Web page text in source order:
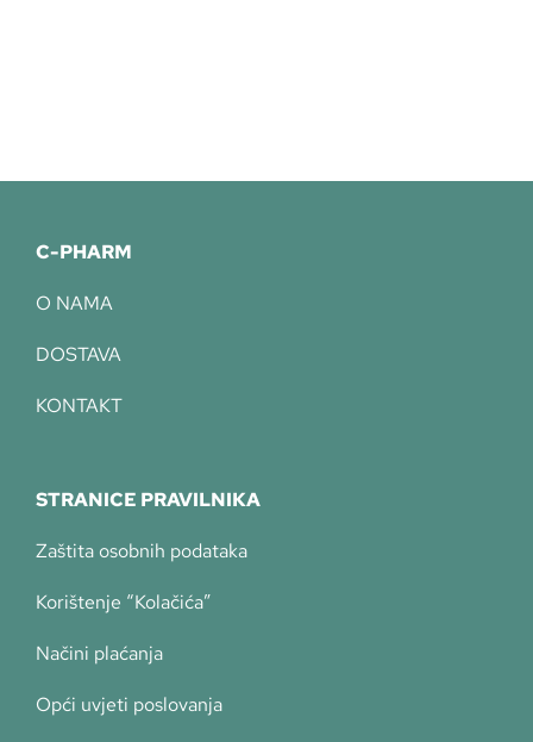
C-PHARM
O NAMA
DOSTAVA
KONTAKT
STRANICE PRAVILNIKA
Zaštita osobnih podataka
Korištenje “Kolačića”
Načini plaćanja
Opći uvjeti poslovanja